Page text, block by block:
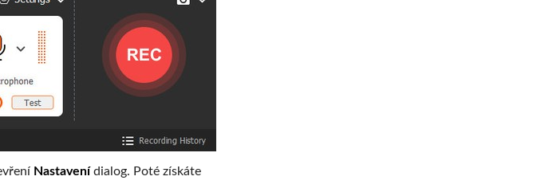
Nastavenídialog. Poté získáte